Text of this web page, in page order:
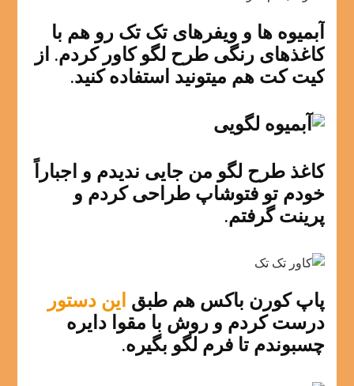
آبمیوه ها و ویفرهای تک تک رو هم با
کاغذهای رنگی طرح لگو کاور کردم. از
کیت کت هم میتونید استفاده کنید.
کاغذ طرح لگو من جایی ندیدم و اجباراً
خودم تو فتوشاپ طراحی کردم و
پرینت گرفتم.
پاپ کورن باکس هم طبق این دستور
درست کردم و روش با مقوا دایره
چسبوندم تا فرم لگو بگیره.